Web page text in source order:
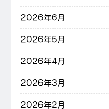
2026年6月
2026年5月
2026年4月
2026年3月
2026年2月